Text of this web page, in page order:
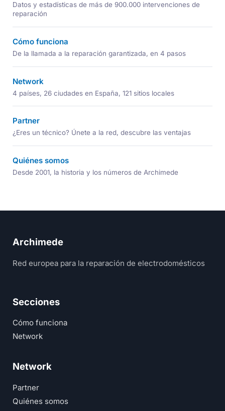
Datos y estadísticas de más de 900.000 intervenciones de
reparación
Cómo funciona
De la llamada a la reparación garantizada, en 4 pasos
Network
4 países, 26 ciudades en España, 121 sitios locales
Partner
¿Eres un técnico? Únete a la red, descubre las ventajas
Quiénes somos
Desde 2001, la historia y los números de Archimede
Archimede
Red europea para la reparación de electrodomésticos
Secciones
Cómo funciona
Network
Network
Partner
Quiénes somos